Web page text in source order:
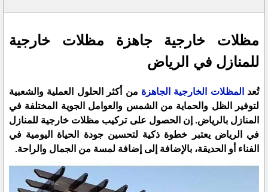
مظلات خارجية جاهزة مظلات خارجية
للمنازل في الرياض
تُعد المظلات الخارجية الجاهزة من أكثر الحلول العملية والشعبية
لتوفير الظل والحماية من الشمس والعوامل الجوية المختلفة في
المنازل بالرياض. إن الحصول على تركيب مظلات خارجية للمنازل
في الرياض يعتبر خطوة ذكية لتحسين جودة الحياة اليومية في
الفناء أو الحديقة، بالإضافة إلى إضافة لمسة من الجمال والراحة.